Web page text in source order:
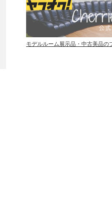
モデルルーム展示品・中古美品の